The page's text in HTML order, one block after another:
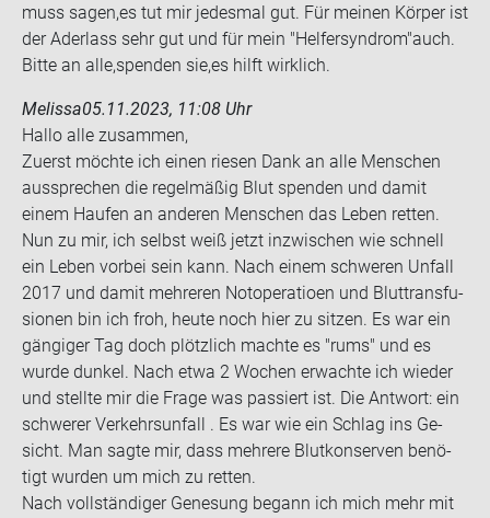
muss sagen,es tut mir je­des­mal gut. Für mei­nen Kör­per ist
der Ader­lass sehr gut und für mein "Hel­fer­syn­drom"auch.
Bitte an alle,spen­den sie,es hilft wirk­lich.
Melissa05.11.2023, 11:08 Uhr
Hallo alle zu­sam­men,
Zu­erst möch­te ich einen rie­sen Dank an alle Men­schen
aus­spre­chen die re­gel­mä­ßig Blut spen­den und damit
einem Hau­fen an an­de­ren Men­schen das Leben ret­ten.
Nun zu mir, ich selbst weiß jetzt in­zwi­schen wie schnell
ein Leben vor­bei sein kann. Nach einem schwe­ren Un­fall
2017 und damit meh­re­ren Not­ope­ra­tio­en und Blut­trans­fu­
sio­nen bin ich froh, heute noch hier zu sit­zen. Es war ein
gän­gi­ger Tag doch plötz­lich mach­te es "rums" und es
wurde dun­kel. Nach etwa 2 Wo­chen er­wach­te ich wie­der
und stell­te mir die Frage was pas­siert ist. Die Ant­wort: ein
schwe­rer Ver­kehrs­un­fall . Es war wie ein Schlag ins Ge­
sicht. Man sagte mir, dass meh­re­re Blut­kon­ser­ven be­nö­
tigt wur­den um mich zu ret­ten.
Nach voll­stän­di­ger Ge­ne­sung be­gann ich mich mehr mit